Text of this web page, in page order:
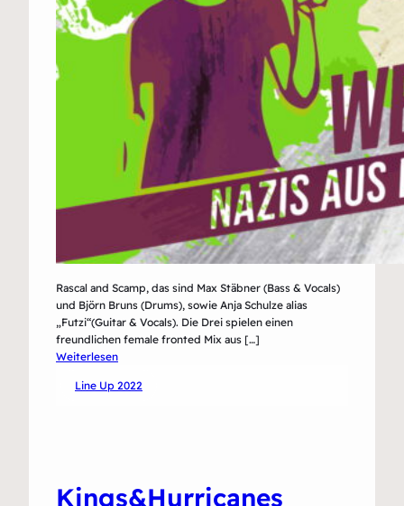
Rascal and Scamp, das sind Max Stäbner (Bass & Vocals)
und Björn Bruns (Drums), sowie Anja Schulze alias
„Futzi“(Guitar & Vocals). Die Drei spielen einen
freundlichen female fronted Mix aus […]
Weiterlesen:
&
Line Up 2022
Kings&Hurricanes